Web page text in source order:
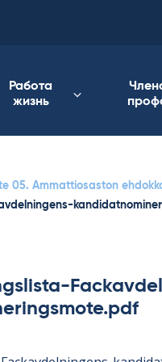
Работа
жизнь
05. Ammattiosaston